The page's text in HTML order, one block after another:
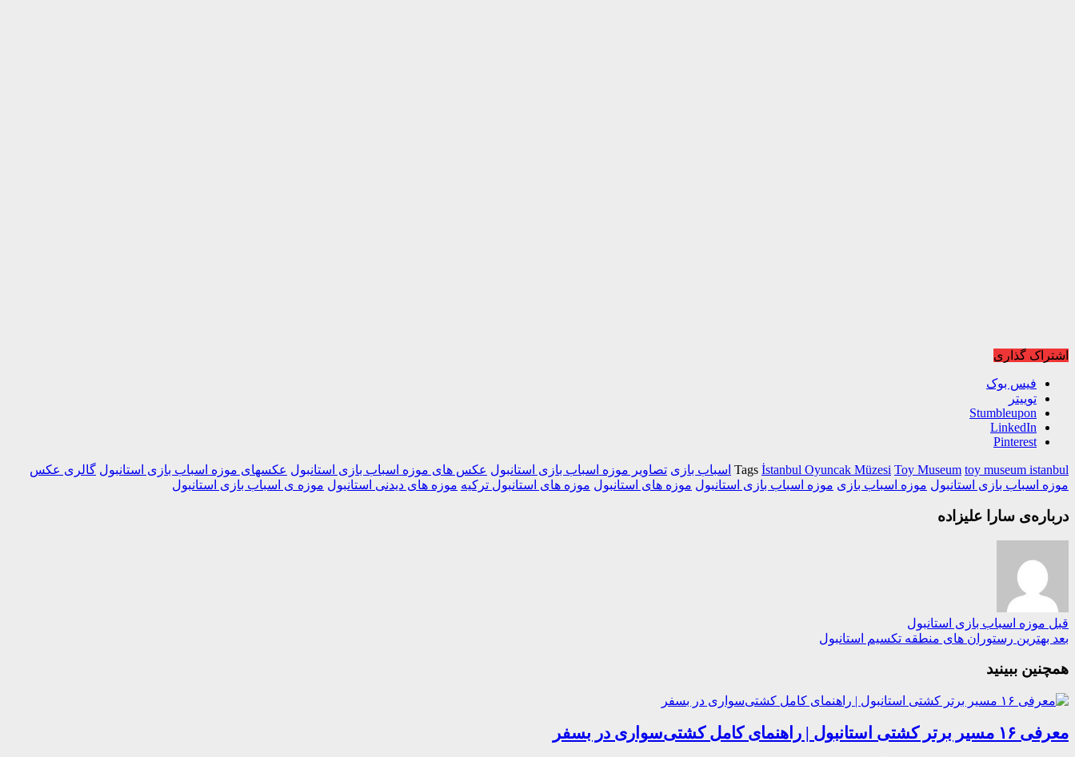
اشتراک گذاری
فیس بوک
توییتر
Stumbleupon
LinkedIn
Pinterest
Tags İstanbul Oyuncak Müzesi Toy Museum toy museum istanbul اسباب بازی تصاویر موزه اسباب بازی استانبول عکس های موزه اسباب بازی استانبول عکسهای موزه اسباب بازی استانبول گالری عکس
موزه اسباب بازی استانبول موزه اسباب بازی موزه اسباب بازی استانبول موزه های استانبول موزه های استانبول ترکیه موزه های دیدنی استانبول موزه ی اسباب بازی استانبول
درباره‌ی سارا علیزاده
قبل موزه اسباب بازی استانبول
بعد بهترین رستوران های منطقه تکسیم استانبول
همچنین ببینید
معرفی ۱۶ مسیر برتر کشتی استانبول | راهنمای کامل کشتی‌سواری در بسفر